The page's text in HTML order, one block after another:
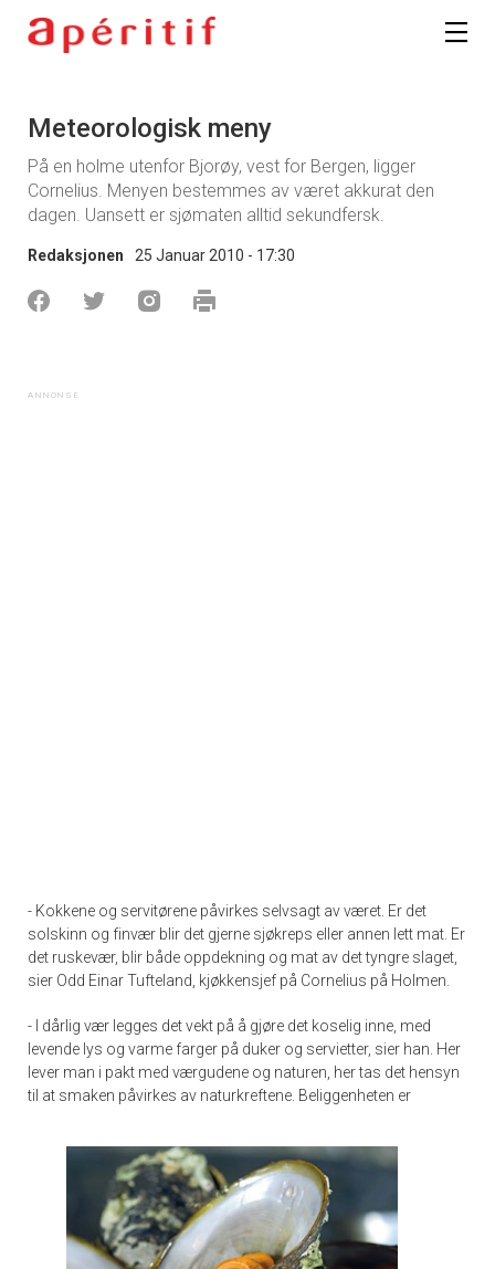
Meteorologisk meny
På en holme utenfor Bjorøy, vest for Bergen, ligger
Cornelius. Menyen bestemmes av været akkurat den
dagen. Uansett er sjømaten alltid sekundfersk.
Redaksjonen 25 Januar 2010 - 17:30
- Kokkene og servitørene påvirkes selvsagt av været. Er det
solskinn og finvær blir det gjerne sjøkreps eller annen lett mat. Er
det ruskevær, blir både oppdekning og mat av det tyngre slaget,
sier Odd Einar Tufteland, kjøkkensjef på Cornelius på Holmen.
- I dårlig vær legges det vekt på å gjøre det koselig inne, med
levende lys og varme farger på duker og servietter, sier han. Her
lever man i pakt med værgudene og naturen, her tas det hensyn
til at smaken påvirkes av naturkreftene. Beliggenheten er